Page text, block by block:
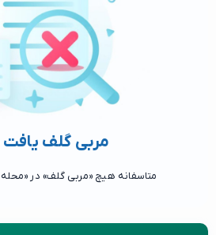
مربی گلف
متاسفانه هیچ «مربی گلف» در «محله